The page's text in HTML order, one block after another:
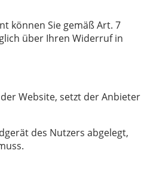
können Sie gemäß Art. 7
über Ihren Widerruf in
Website, setzt der Anbieter
des Nutzers abgelegt,